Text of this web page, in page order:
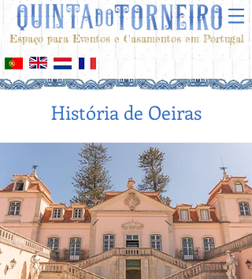
Espaço para Eventos e Casamentos em Portugal
História de Oeiras